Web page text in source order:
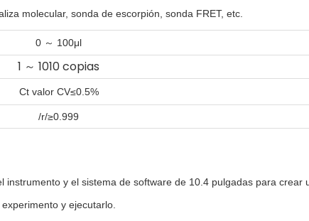
molecular, sonda de escorpión, sonda FRET, etc.
0 ～ 100μl
1 ～ 1010 copias
Ct valor CV≤0.5%
/r/≥0.999
instrumento y el sistema de software de 10.4 pulgadas para crear
experimento y ejecutarlo.